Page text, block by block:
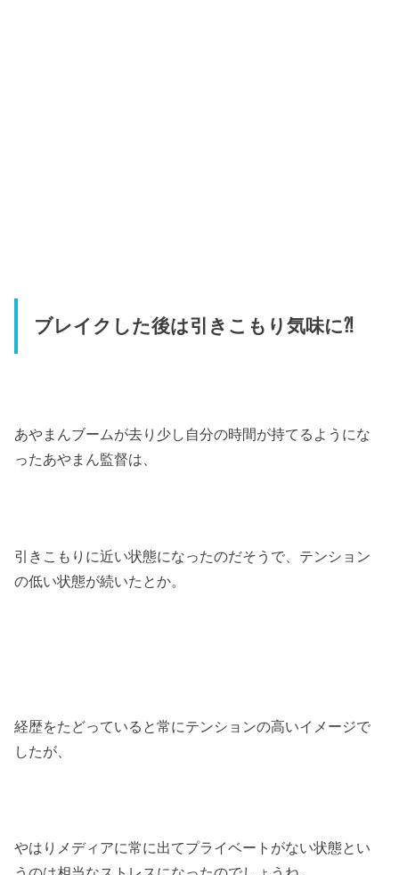
ブレイクした後は引きこもり気味に⁈
あやまんブームが去り少し自分の時間が持てるようにな
ったあやまん監督は、
引きこもりに近い状態になったのだそうで、テンション
の低い状態が続いたとか。
経歴をたどっていると常にテンションの高いイメージで
したが、
やはりメディアに常に出てプライベートがない状態とい